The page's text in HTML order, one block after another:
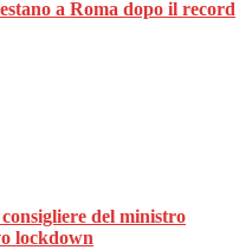
a Roma dopo il record
del ministro
lockdown